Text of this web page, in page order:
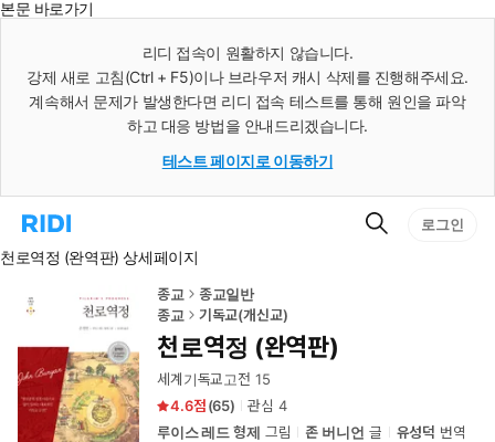
본문 바로가기
리디 접속이 원활하지 않습니다.
강제 새로 고침(Ctrl + F5)이나 브라우저 캐시 삭제를 진행해주세요.
계속해서 문제가 발생한다면 리디 접속 테스트를 통해 원인을 파악
하고 대응 방법을 안내드리겠습니다.
테스트 페이지로 이동하기
리
홈
이
검
로그인
천로역정 (완역판) 상세페이지
종교
종교일반
종교
기독교(개신교)
천로역정 (완역판)
세계기독교고전 15
4.6
(65) 관심 4
루이스 레드 형제 그림 존 버니언 글 유성덕 번역